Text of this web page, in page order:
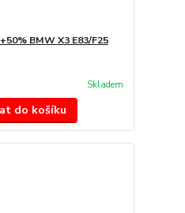
BMW X3 E83/F25
Skladem
do košíku